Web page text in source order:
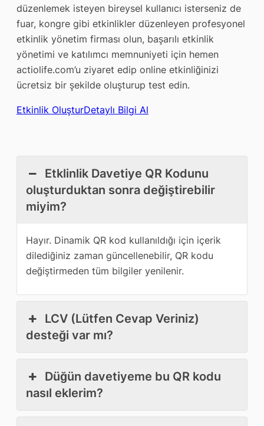
düzenlemek isteyen bireysel kullanıcı isterseniz de
fuar, kongre gibi etkinlikler düzenleyen profesyonel
etkinlik yönetim firması olun, başarılı etkinlik
yönetimi ve katılımcı memnuniyeti için hemen
actiolife.com’u ziyaret edip online etkinliğinizi
ücretsiz bir şekilde oluşturup test edin.
Etkinlik OluşturDetaylı Bilgi Al
Etklinlik Davetiye QR Kodunu
oluşturduktan sonra değiştirebilir
miyim?
Hayır. Dinamik QR kod kullanıldığı için içerik
dilediğiniz zaman güncellenebilir, QR kodu
değiştirmeden tüm bilgiler yenilenir.
LCV (Lütfen Cevap Veriniz)
desteği var mı?
Düğün davetiyeme bu QR kodu
nasıl eklerim?